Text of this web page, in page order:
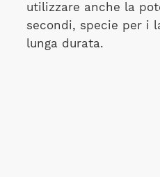
utilizzare anche la
secondi, specie per i
lunga durata.